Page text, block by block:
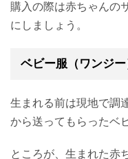
購入の際は赤ちゃんの
にしましょう。
ベビー服（ワンジ
生まれる前は現地で調
から送ってもらったベ
ところが、生まれた赤